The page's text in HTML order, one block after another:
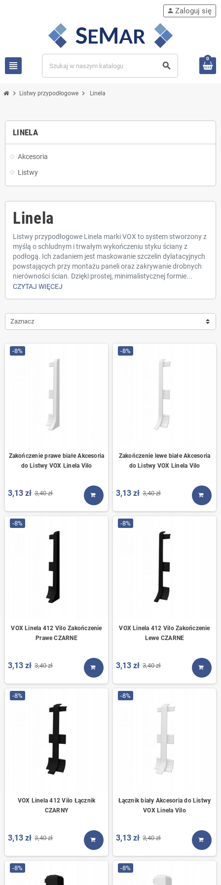
view_headline search
person Zaloguj się
0
chevron_right Listwy przypodłogowe chevron_right Linela
LINELA
Akcesoria
Listwy
Linela
Listwy przypodłogowe Linela marki VOX to system stworzony z
myślą o schludnym i trwałym wykończeniu styku ściany z
podłogą. Ich zadaniem jest maskowanie szczelin dylatacyjnych
powstających przy montażu paneli oraz zakrywanie drobnych
nierówności ścian. Dzięki prostej, minimalistycznej formie...
CZYTAJ WIĘCEJ
Zaznacz
-8%
Zakończenie prawe białe Akcesoria
do Listwy VOX Linela Vilo
3,13 zł 3,40 zł
KUP TERAZ
-8%
Zakończenie lewe białe Akcesoria
do Listwy VOX Linela Vilo
3,13 zł 3,40 zł
KUP
-8%
VOX Linela 412 Vilo Zakończenie
Prawe CZARNE
3,13 zł 3,40 zł
KUP TERAZ
-8%
VOX Linela 412 Vilo Zakończenie
Lewe CZARNE
3,13 zł 3,40 zł
KUP
-8%
VOX Linela 412 Vilo Łącznik
CZARNY
3,13 zł 3,40 zł
KUP TERAZ
-8%
Łącznik biały Akcesoria do Listwy
VOX Linela Vilo
3,13 zł 3,40 zł
KUP
-8% -8%